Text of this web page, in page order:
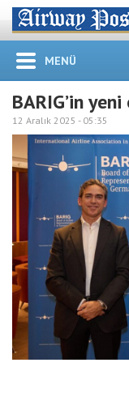
MENÜ
BARIG’in
12 Aralık 2025 - 05:35